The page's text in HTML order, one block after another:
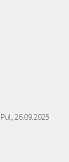
26.09.2025